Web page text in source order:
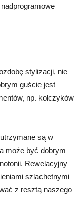
stylizacji, nie
guście jest
np. kolczyków
są w
może być dobrym
Rewelacyjny
szlachetnymi
z resztą naszego